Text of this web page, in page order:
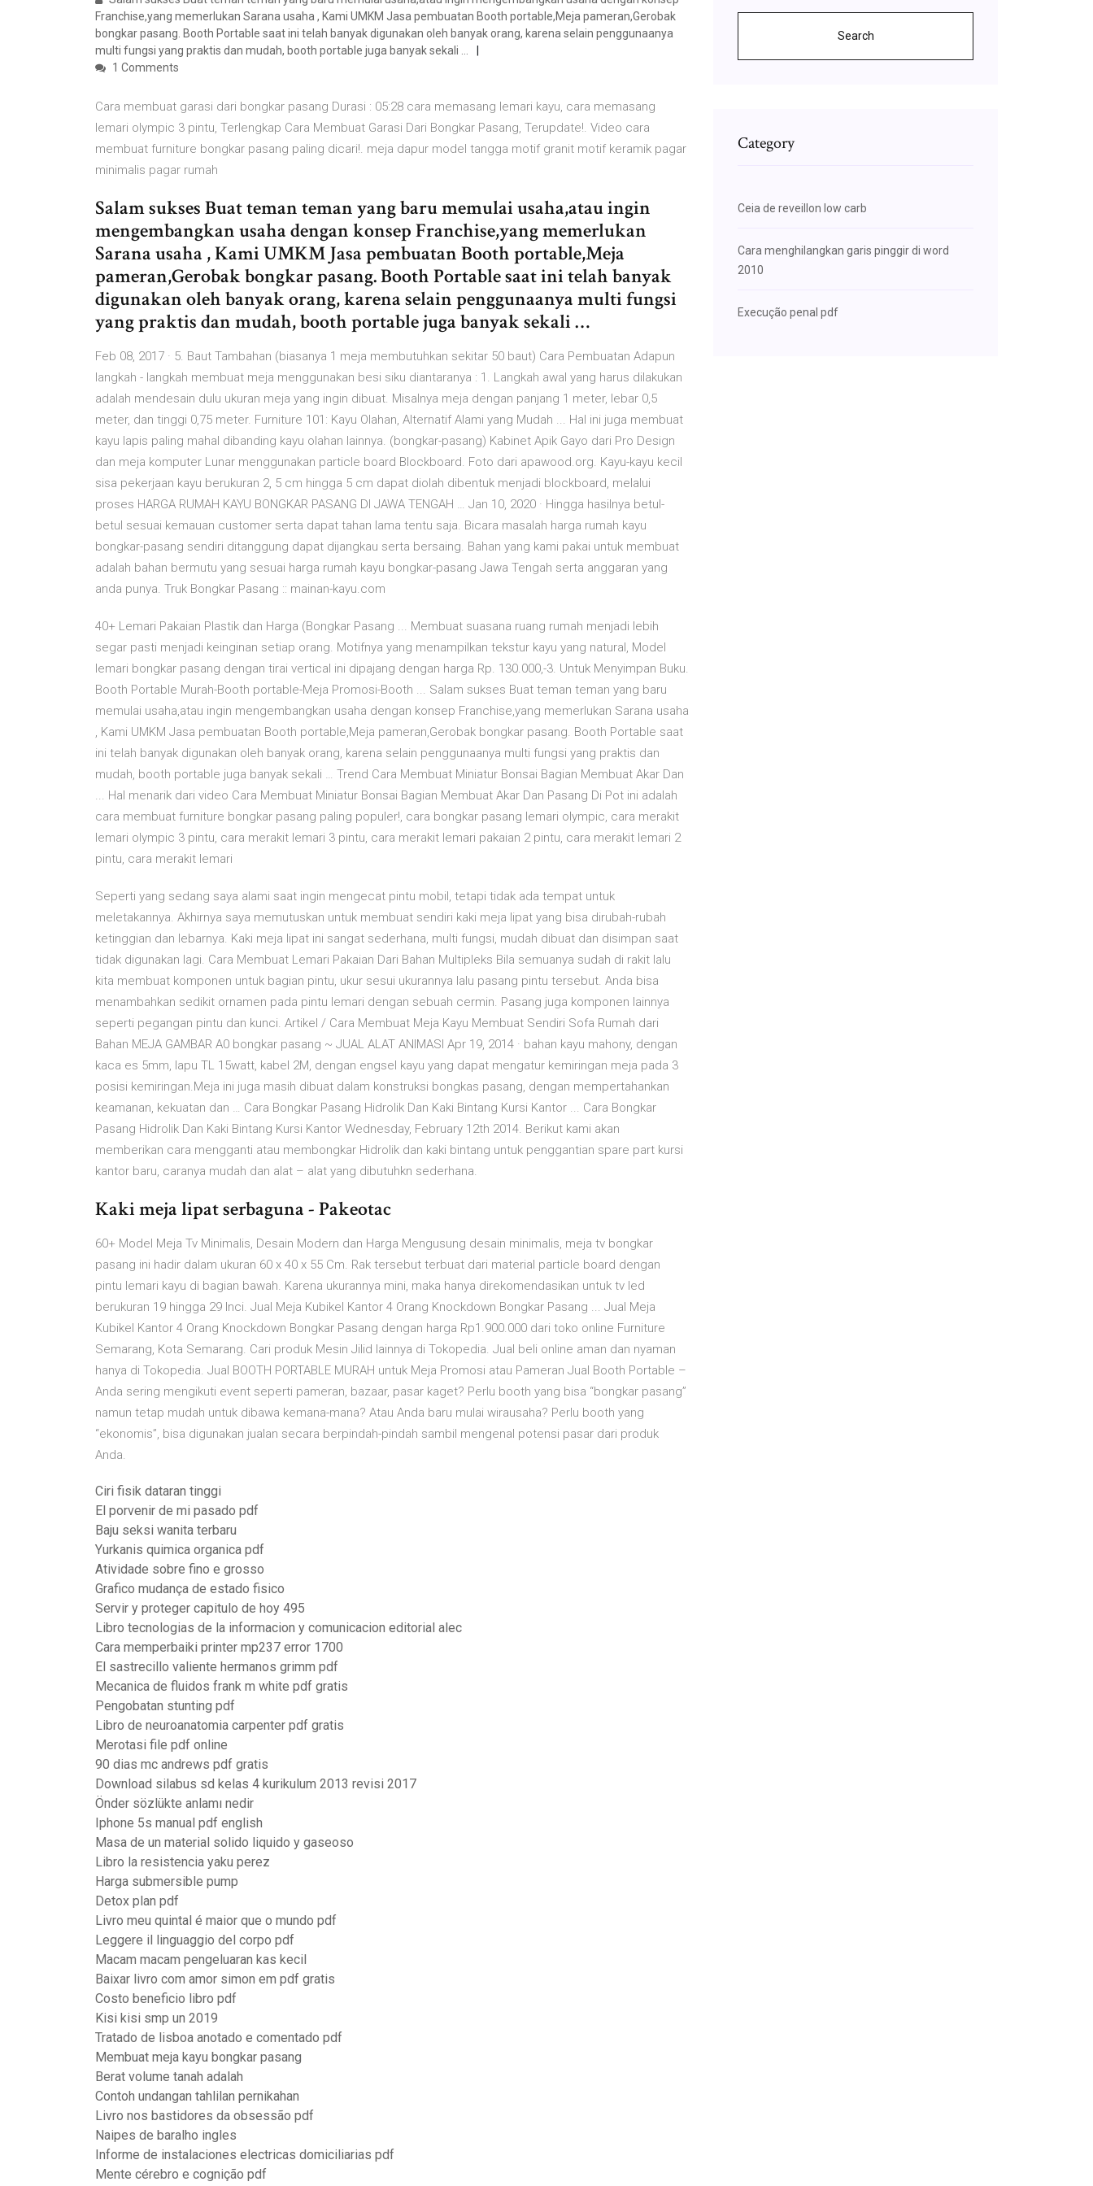
Franchise,yang memerlukan Sarana usaha , Kami UMKM Jasa pembuatan Booth portable,Meja pameran,Gerobak
bongkar pasang. Booth Portable saat ini telah banyak digunakan oleh banyak orang, karena selain penggunaanya
multi fungsi yang praktis dan mudah, booth portable juga banyak sekali …
1 Comments
Cara membuat garasi dari bongkar pasang Durasi : 05:28 cara memasang lemari kayu, cara memasang
lemari olympic 3 pintu, Terlengkap Cara Membuat Garasi Dari Bongkar Pasang, Terupdate!. Video cara
membuat furniture bongkar pasang paling dicari!. meja dapur model tangga motif granit motif keramik pagar
minimalis pagar rumah
Salam sukses Buat teman teman yang baru memulai usaha,atau ingin
mengembangkan usaha dengan konsep Franchise,yang memerlukan
Sarana usaha , Kami UMKM Jasa pembuatan Booth portable,Meja
pameran,Gerobak bongkar pasang. Booth Portable saat ini telah banyak
digunakan oleh banyak orang, karena selain penggunaanya multi fungsi
yang praktis dan mudah, booth portable juga banyak sekali …
Feb 08, 2017 · 5. Baut Tambahan (biasanya 1 meja membutuhkan sekitar 50 baut) Cara Pembuatan Adapun
langkah - langkah membuat meja menggunakan besi siku diantaranya : 1. Langkah awal yang harus dilakukan
adalah mendesain dulu ukuran meja yang ingin dibuat. Misalnya meja dengan panjang 1 meter, lebar 0,5
meter, dan tinggi 0,75 meter. Furniture 101: Kayu Olahan, Alternatif Alami yang Mudah ... Hal ini juga membuat
kayu lapis paling mahal dibanding kayu olahan lainnya. (bongkar-pasang) Kabinet Apik Gayo dari Pro Design
dan meja komputer Lunar menggunakan particle board Blockboard. Foto dari apawood.org. Kayu-kayu kecil
sisa pekerjaan kayu berukuran 2, 5 cm hingga 5 cm dapat diolah dibentuk menjadi blockboard, melalui
proses HARGA RUMAH KAYU BONGKAR PASANG DI JAWA TENGAH … Jan 10, 2020 · Hingga hasilnya betul-
betul sesuai kemauan customer serta dapat tahan lama tentu saja. Bicara masalah harga rumah kayu
bongkar-pasang sendiri ditanggung dapat dijangkau serta bersaing. Bahan yang kami pakai untuk membuat
adalah bahan bermutu yang sesuai harga rumah kayu bongkar-pasang Jawa Tengah serta anggaran yang
anda punya. Truk Bongkar Pasang :: mainan-kayu.com
40+ Lemari Pakaian Plastik dan Harga (Bongkar Pasang ... Membuat suasana ruang rumah menjadi lebih
segar pasti menjadi keinginan setiap orang. Motifnya yang menampilkan tekstur kayu yang natural, Model
lemari bongkar pasang dengan tirai vertical ini dipajang dengan harga Rp. 130.000,-3. Untuk Menyimpan Buku.
Booth Portable Murah-Booth portable-Meja Promosi-Booth ... Salam sukses Buat teman teman yang baru
memulai usaha,atau ingin mengembangkan usaha dengan konsep Franchise,yang memerlukan Sarana usaha
, Kami UMKM Jasa pembuatan Booth portable,Meja pameran,Gerobak bongkar pasang. Booth Portable saat
ini telah banyak digunakan oleh banyak orang, karena selain penggunaanya multi fungsi yang praktis dan
mudah, booth portable juga banyak sekali … Trend Cara Membuat Miniatur Bonsai Bagian Membuat Akar Dan
... Hal menarik dari video Cara Membuat Miniatur Bonsai Bagian Membuat Akar Dan Pasang Di Pot ini adalah
cara membuat furniture bongkar pasang paling populer!, cara bongkar pasang lemari olympic, cara merakit
lemari olympic 3 pintu, cara merakit lemari 3 pintu, cara merakit lemari pakaian 2 pintu, cara merakit lemari 2
pintu, cara merakit lemari
Seperti yang sedang saya alami saat ingin mengecat pintu mobil, tetapi tidak ada tempat untuk
meletakannya. Akhirnya saya memutuskan untuk membuat sendiri kaki meja lipat yang bisa dirubah-rubah
ketinggian dan lebarnya. Kaki meja lipat ini sangat sederhana, multi fungsi, mudah dibuat dan disimpan saat
tidak digunakan lagi. Cara Membuat Lemari Pakaian Dari Bahan Multipleks Bila semuanya sudah di rakit lalu
kita membuat komponen untuk bagian pintu, ukur sesui ukurannya lalu pasang pintu tersebut. Anda bisa
menambahkan sedikit ornamen pada pintu lemari dengan sebuah cermin. Pasang juga komponen lainnya
seperti pegangan pintu dan kunci. Artikel / Cara Membuat Meja Kayu Membuat Sendiri Sofa Rumah dari
Bahan MEJA GAMBAR A0 bongkar pasang ~ JUAL ALAT ANIMASI Apr 19, 2014 · bahan kayu mahony, dengan
kaca es 5mm, lapu TL 15watt, kabel 2M, dengan engsel kayu yang dapat mengatur kemiringan meja pada 3
posisi kemiringan.Meja ini juga masih dibuat dalam konstruksi bongkas pasang, dengan mempertahankan
keamanan, kekuatan dan … Cara Bongkar Pasang Hidrolik Dan Kaki Bintang Kursi Kantor ... Cara Bongkar
Pasang Hidrolik Dan Kaki Bintang Kursi Kantor Wednesday, February 12th 2014. Berikut kami akan
memberikan cara mengganti atau membongkar Hidrolik dan kaki bintang untuk penggantian spare part kursi
kantor baru, caranya mudah dan alat – alat yang dibutuhkn sederhana.
Kaki meja lipat serbaguna - Pakeotac
60+ Model Meja Tv Minimalis, Desain Modern dan Harga Mengusung desain minimalis, meja tv bongkar
pasang ini hadir dalam ukuran 60 x 40 x 55 Cm. Rak tersebut terbuat dari material particle board dengan
pintu lemari kayu di bagian bawah. Karena ukurannya mini, maka hanya direkomendasikan untuk tv led
berukuran 19 hingga 29 Inci. Jual Meja Kubikel Kantor 4 Orang Knockdown Bongkar Pasang ... Jual Meja
Kubikel Kantor 4 Orang Knockdown Bongkar Pasang dengan harga Rp1.900.000 dari toko online Furniture
Semarang, Kota Semarang. Cari produk Mesin Jilid lainnya di Tokopedia. Jual beli online aman dan nyaman
hanya di Tokopedia. Jual BOOTH PORTABLE MURAH untuk Meja Promosi atau Pameran Jual Booth Portable –
Anda sering mengikuti event seperti pameran, bazaar, pasar kaget? Perlu booth yang bisa “bongkar pasang”
namun tetap mudah untuk dibawa kemana-mana? Atau Anda baru mulai wirausaha? Perlu booth yang
“ekonomis”, bisa digunakan jualan secara berpindah-pindah sambil mengenal potensi pasar dari produk
Anda.
Ciri fisik dataran tinggi
El porvenir de mi pasado pdf
Baju seksi wanita terbaru
Yurkanis quimica organica pdf
Atividade sobre fino e grosso
Grafico mudança de estado fisico
Servir y proteger capitulo de hoy 495
Libro tecnologias de la informacion y comunicacion editorial alec
Cara memperbaiki printer mp237 error 1700
El sastrecillo valiente hermanos grimm pdf
Mecanica de fluidos frank m white pdf gratis
Pengobatan stunting pdf
Libro de neuroanatomia carpenter pdf gratis
Merotasi file pdf online
90 dias mc andrews pdf gratis
Download silabus sd kelas 4 kurikulum 2013 revisi 2017
Önder sözlükte anlamı nedir
Iphone 5s manual pdf english
Masa de un material solido liquido y gaseoso
Libro la resistencia yaku perez
Harga submersible pump
Detox plan pdf
Livro meu quintal é maior que o mundo pdf
Leggere il linguaggio del corpo pdf
Macam macam pengeluaran kas kecil
Baixar livro com amor simon em pdf gratis
Costo beneficio libro pdf
Kisi kisi smp un 2019
Tratado de lisboa anotado e comentado pdf
Membuat meja kayu bongkar pasang
Berat volume tanah adalah
Contoh undangan tahlilan pernikahan
Livro nos bastidores da obsessão pdf
Naipes de baralho ingles
Informe de instalaciones electricas domiciliarias pdf
Mente cérebro e cognição pdf
Search
Category
Ceia de reveillon low carb
Cara menghilangkan garis pinggir di word
2010
Execução penal pdf